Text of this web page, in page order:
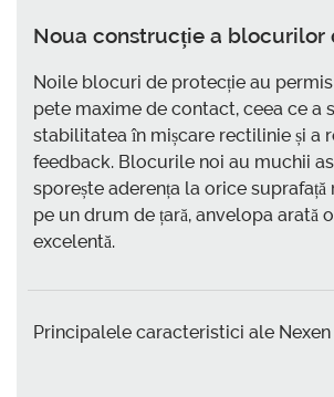
Noua construcție a blocurilor
Noile blocuri de protecție au
pete maxime de contact, ceea ce a
stabilitatea în mișcare rectilinie și a
feedback. Blocurile noi au muchii
sporește aderența la orice suprafață
pe un drum de țară, anvelopa arată
excelentă.
Principalele caracteristici ale Nexen